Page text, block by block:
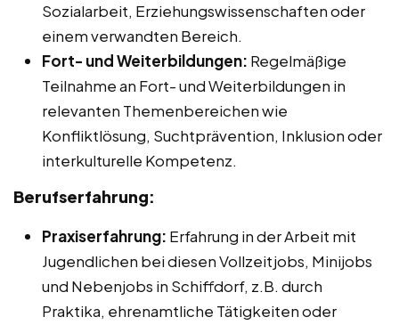
Sozialarbeit, Erziehungswissenschaften oder
einem verwandten Bereich.
Fort- und Weiterbildungen: Regelmäßige
Teilnahme an Fort- und Weiterbildungen in
relevanten Themenbereichen wie
Konfliktlösung, Suchtprävention, Inklusion oder
interkulturelle Kompetenz.
Berufserfahrung:
Praxiserfahrung: Erfahrung in der Arbeit mit
Jugendlichen bei diesen Vollzeitjobs, Minijobs
und Nebenjobs in Schiffdorf, z.B. durch
Praktika, ehrenamtliche Tätigkeiten oder